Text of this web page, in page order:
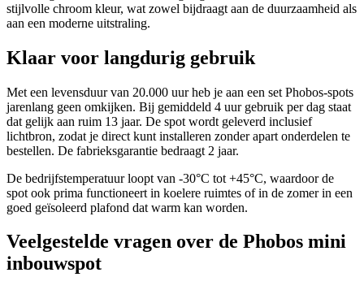
stijlvolle chroom kleur, wat zowel bijdraagt aan de duurzaamheid als
aan een moderne uitstraling.
Klaar voor langdurig gebruik
Met een levensduur van 20.000 uur heb je aan een set Phobos-spots
jarenlang geen omkijken. Bij gemiddeld 4 uur gebruik per dag staat
dat gelijk aan ruim 13 jaar. De spot wordt geleverd inclusief
lichtbron, zodat je direct kunt installeren zonder apart onderdelen te
bestellen. De fabrieksgarantie bedraagt 2 jaar.
De bedrijfstemperatuur loopt van -30°C tot +45°C, waardoor de
spot ook prima functioneert in koelere ruimtes of in de zomer in een
goed geïsoleerd plafond dat warm kan worden.
Veelgestelde vragen over de Phobos mini
inbouwspot